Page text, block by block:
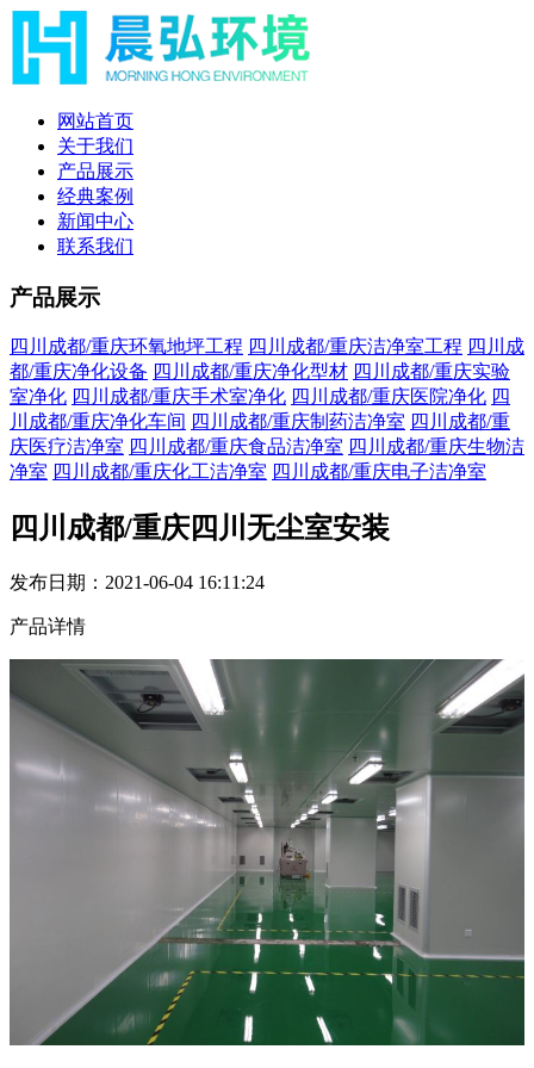
网站首页
关于我们
产品展示
经典案例
新闻中心
联系我们
产品展示
四川成都/重庆环氧地坪工程 四川成都/重庆洁净室工程 四川成
都/重庆净化设备 四川成都/重庆净化型材 四川成都/重庆实验
室净化 四川成都/重庆手术室净化 四川成都/重庆医院净化 四
川成都/重庆净化车间 四川成都/重庆制药洁净室 四川成都/重
庆医疗洁净室 四川成都/重庆食品洁净室 四川成都/重庆生物洁
净室 四川成都/重庆化工洁净室 四川成都/重庆电子洁净室
四川成都/重庆四川无尘室安装
发布日期：2021-06-04 16:11:24
产品详情